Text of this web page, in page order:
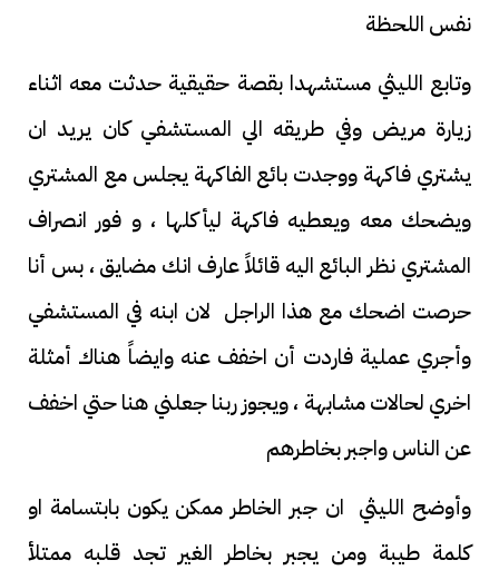
نفس اللحظة
وتابع الليثي مستشهدا بقصة حقيقية حدثت معه اثناء
زيارة مريض وفي طريقه الي المستشفي كان يريد ان
يشتري فاكهة ووجدت بائع الفاكهة يجلس مع المشتري
ويضحك معه ويعطيه فاكهة ليأكلها ، و فور انصراف
المشتري نظر البائع اليه قائلاً عارف انك مضايق ، بس أنا
حرصت اضحك مع هذا الراجل لان ابنه في المستشفي
وأجري عملية فاردت أن اخفف عنه وايضاً هناك أمثلة
اخري لحالات مشابهة ، ويجوز ربنا جعلني هنا حتي اخفف
عن الناس واجبر بخاطرهم
وأوضح الليثي ان جبر الخاطر ممكن يكون بابتسامة او
كلمة طيبة ومن يجبر بخاطر الغير تجد قلبه ممتلأ